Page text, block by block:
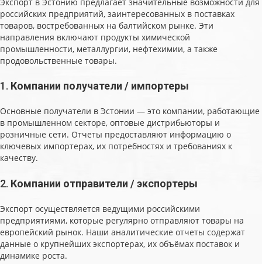
российских предприятий, заинтересованных в поставках
товаров, востребованных на балтийском рынке. Эти
направления включают продукты химической
промышленности, металлургии, нефтехимии, а также
продовольственные товары.
1. Компании получатели / импортеры
Основные получатели в Эстонии — это компании, работающие
в промышленном секторе, оптовые дистрибьюторы и
розничные сети. Отчеты предоставляют информацию о
ключевых импортерах, их потребностях и требованиях к
качеству.
2. Компании отправители / экспортеры
Экспорт осуществляется ведущими российскими
предприятиями, которые регулярно отправляют товары на
европейский рынок. Наши аналитические отчеты содержат
данные о крупнейших экспортерах, их объёмах поставок и
динамике роста.